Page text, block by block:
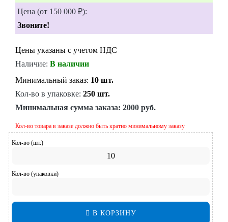
Цена (от 150 000 ₽):
Звоните!
Цены указаны с учетом НДС
Наличие: В наличии
Минимальный заказ: 10 шт.
Кол-во в упаковке: 250 шт.
Минимальная сумма заказа: 2000 руб.
Кол-во товара в заказе должно быть кратно минимальному заказу
Кол-во (шт.)
Кол-во (упаковки)
В КОРЗИНУ